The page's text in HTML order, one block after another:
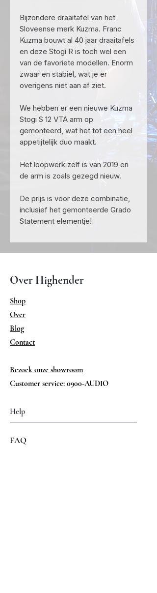
Bijzondere draaitafel van het
Sloveense merk Kuzma. Franc
Kuzma bouwt al 40 jaar draaitafels
en deze Stogi R is toch wel een
van de favoriete modellen. Enorm
zwaar en stabiel, wat je er
overigens niet aan af ziet.
We hebben er een nieuwe Kuzma
Stogi S 12 VTA arm op
gemonteerd, wat het tot een heel
appetijtelijk duo maakt.
Het loopwerk zelf is van 2019 en
de arm is zoals gezegd nieuw.
De prijs is voor deze combinatie,
inclusief het gemonteerde Grado
Statement elementje!
Over Highender
Shop
Over
Blog
Contact
Bezoek onze showroom
Customer service: 0900-AUDIO
Help
FAQ